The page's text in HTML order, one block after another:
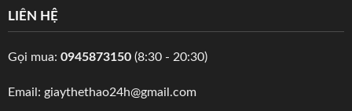
LIÊN HỆ
Gọi mua: 0945873150(8:30 - 20:30)
Email: giaythethao24h@gmail.com